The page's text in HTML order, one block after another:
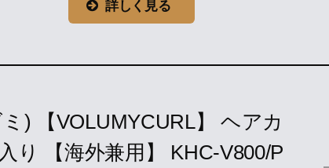
詳しく見る
) 【VOLUMYCURL】 ヘアカ
り 【海外兼用】 KHC-V800/P